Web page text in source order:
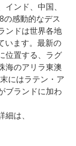
ンド、中国、
の感動的なデス
ンドは世界各地
います。最新の
位置する、ラグ
海のアリラ東澳
にはラテン・ア
ブランドに加わ
は、